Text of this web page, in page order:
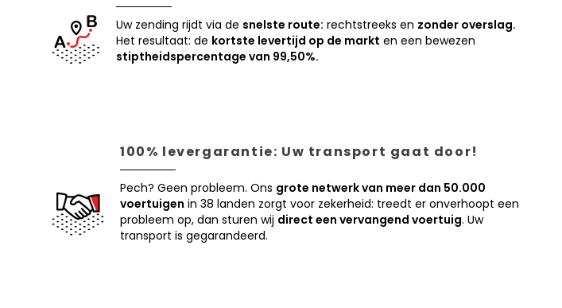
Uw zending rijdt via de snelste route: rechtstreeks en zonder overslag.
Het resultaat: de kortste levertijd op de markt en een bewezen
stiptheidspercentage van 99,50%.
100% levergarantie: Uw transport gaat door!
Pech? Geen probleem. Ons grote netwerk van meer dan 50.000
voertuigen in 38 landen zorgt voor zekerheid: treedt er onverhoopt een
probleem op, dan sturen wij direct een vervangend voertuig. Uw
transport is gegarandeerd.